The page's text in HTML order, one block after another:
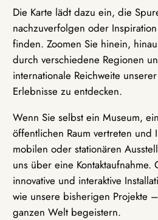
Die Karte lädt dazu ein, die
nachzuverfolgen oder
finden. Zoomen Sie hinein,
durch verschiedene Regionen
internationale Reichweite
Erlebnisse zu entdecken.
Wenn Sie selbst ein Museum,
öffentlichen Raum vertreten und
mobilen oder stationären
uns über eine Kontaktaufnahme.
innovative und interaktive
wie unsere bisherigen Projekte
ganzen Welt begeistern.